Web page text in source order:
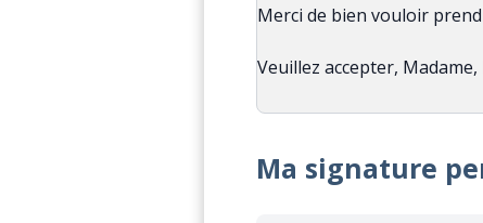
Ma signature